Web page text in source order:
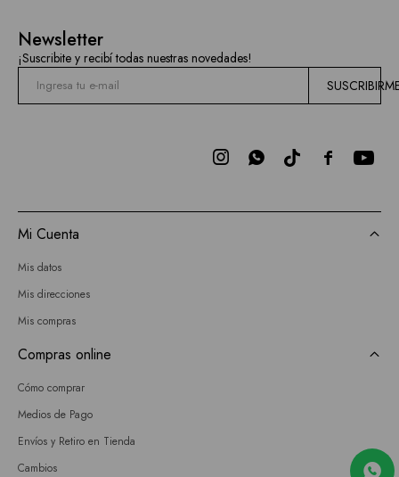
Newsletter
¡Suscribite y recibí todas nuestras novedades!

 
Mi Cuenta
Mis datos
Mis direcciones
Mis compras
Compras online
Cómo comprar
Medios de Pago
Envíos y Retiro en Tienda
Cambios